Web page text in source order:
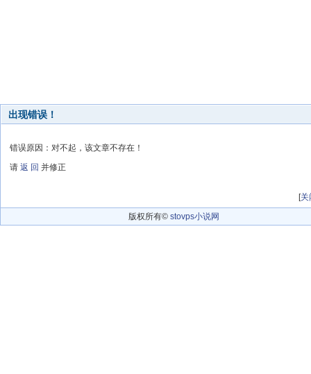
出现错误！
错误原因：对不起，该文章不存在！
请 返 回 并修正
[关
版权所有© stovps小说网